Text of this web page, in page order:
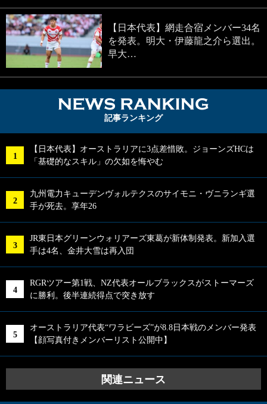
【日本代表】網走合宿メンバー34名
を発表。明大・伊藤龍之介ら選出。
早大…
記事ランキング
【日本代表】オーストラリアに3点差惜敗。ジョーンズHCは
「基礎的なスキル」の欠如を悔やむ
九州電力キューデンヴォルテクスのサイモニ・ヴニランギ選
手が死去。享年26
JR東日本グリーンウォリアーズ東葛が新体制発表。新加入選
手は4名、金井大雪は再入団
RGRツアー第1戦、NZ代表オールブラックスがストーマーズ
に勝利。後半連続得点で突き放す
オーストラリア代表“ワラビーズ”が8.8日本戦のメンバー発表
【顔写真付きメンバーリスト公開中】
関連ニュース